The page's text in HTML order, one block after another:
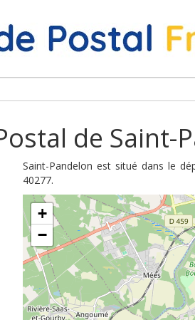
de Saint-
Saint-Pandelon est situé dans le
40277.
+
−